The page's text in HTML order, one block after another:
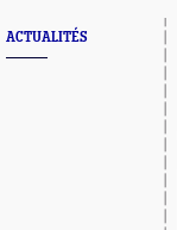
ACTUALITÉS